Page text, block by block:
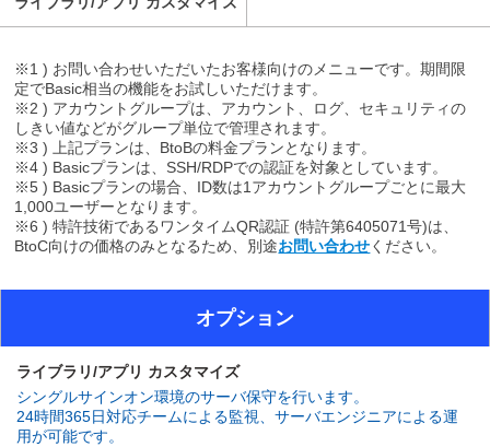
※1 ) お問い合わせいただいたお客様向けのメニューです。期間限
定でBasic相当の機能をお試しいただけます。
※2 ) アカウントグループは、アカウント、ログ、セキュリティの
しきい値などがグループ単位で管理されます。
※3 ) 上記プランは、BtoBの料金プランとなります。
※4 ) Basicプランは、SSH/RDPでの認証を対象としています。
※5 ) Basicプランの場合、ID数は1アカウントグループごとに最大
1,000ユーザーとなります。
※6 ) 特許技術であるワンタイムQR認証 (特許第6405071号)は、
BtoC向けの価格のみとなるため、別途お問い合わせください。
オプション
ライブラリ/アプリ カスタマイズ
シングルサインオン環境のサーバ保守を行います。
24時間365日対応チームによる監視、サーバエンジニアによる運
用が可能です。